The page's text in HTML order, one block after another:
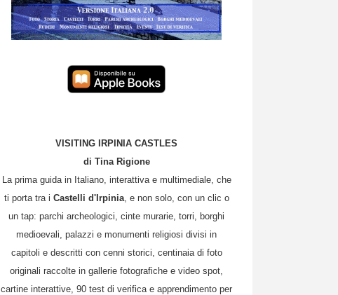
VISITING IRPINIA CASTLES
di Tina Rigione
La prima guida in Italiano, interattiva e multimediale, che
ti porta tra i Castelli d'Irpinia, e non solo, con un clic o
un tap: parchi archeologici, cinte murarie, torri, borghi
medioevali, palazzi e monumenti religiosi divisi in
capitoli e descritti con cenni storici, centinaia di foto
originali raccolte in gallerie fotografiche e video spot,
cartine interattive, 90 test di verifica e apprendimento per